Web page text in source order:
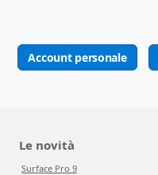
Account personale
Le novità
Surface Pro 9